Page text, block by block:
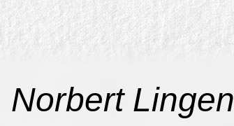
Norbert Lingen